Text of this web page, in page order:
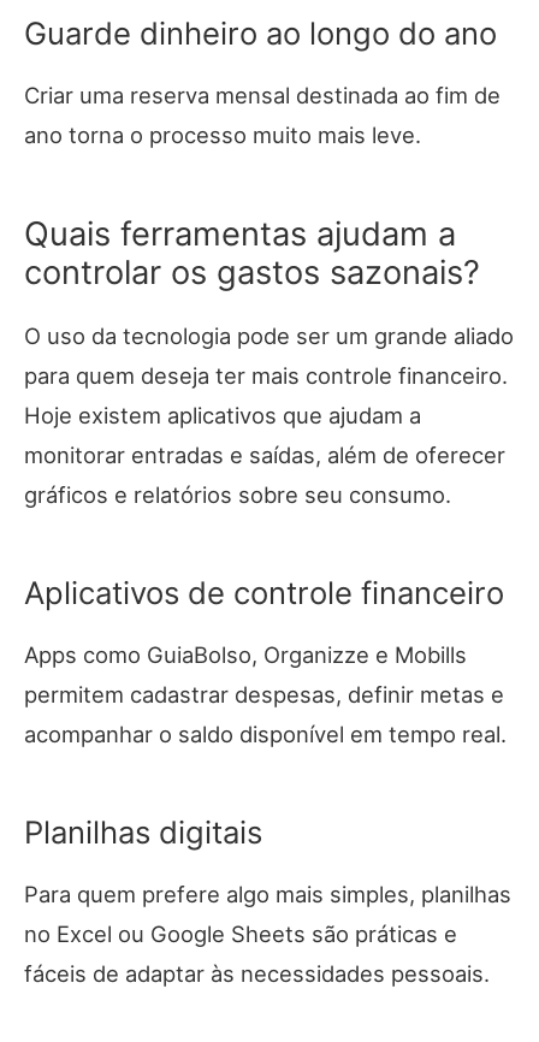
Guarde dinheiro ao longo do ano
Criar uma reserva mensal destinada ao fim de
ano torna o processo muito mais leve.
Quais ferramentas ajudam a
controlar os gastos sazonais?
O uso da tecnologia pode ser um grande aliado
para quem deseja ter mais controle financeiro.
Hoje existem aplicativos que ajudam a
monitorar entradas e saídas, além de oferecer
gráficos e relatórios sobre seu consumo.
Aplicativos de controle financeiro
Apps como GuiaBolso, Organizze e Mobills
permitem cadastrar despesas, definir metas e
acompanhar o saldo disponível em tempo real.
Planilhas digitais
Para quem prefere algo mais simples, planilhas
no Excel ou Google Sheets são práticas e
fáceis de adaptar às necessidades pessoais.